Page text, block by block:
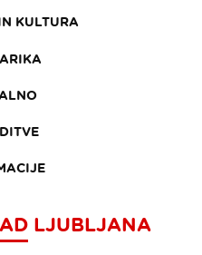
KULTURA
LJUBLJANA